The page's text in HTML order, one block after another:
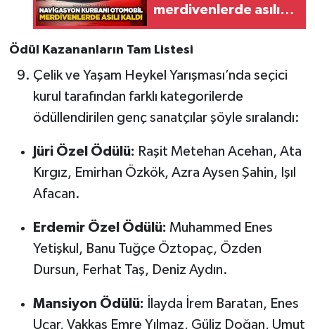
merdivenlerde asılı
kaldı
Ödül Kazananların Tam Listesi
Çelik ve Yaşam Heykel Yarışması’nda seçici
kurul tarafından farklı kategorilerde
ödüllendirilen genç sanatçılar şöyle sıralandı:
Jüri Özel Ödülü: Raşit Metehan Acehan, Ata
Kırgız, Emirhan Özkök, Azra Aysen Şahin, Işıl
Afacan.
Erdemir Özel Ödülü: Muhammed Enes
Yetişkul, Banu Tuğçe Öztopaç, Özden
Dursun, Ferhat Taş, Deniz Aydın.
Mansiyon Ödülü: İlayda İrem Baratan, Enes
Uçar, Vakkas Emre Yılmaz, Güliz Doğan, Umut